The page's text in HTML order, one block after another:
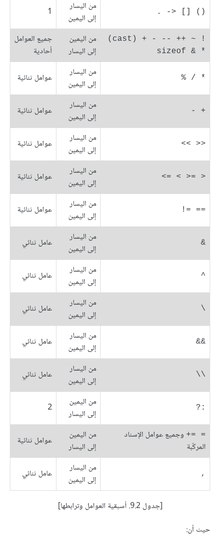
() [] <- .
من اليسار
إلى اليمين
1
* & sizeof
من اليمين
إلى اليسار
جميع العوامل
أحادية
* / %
من اليسار
إلى اليمين
عوامل ثنائية
+ -
من اليسار
إلى اليمين
عوامل ثنائية
<< >>
من اليسار
إلى اليمين
عوامل ثنائية
< =< > =>
من اليسار
إلى اليمين
عوامل ثنائية
== =!
من اليسار
إلى اليمين
عوامل ثنائية
&
من اليسار
إلى اليمين
عامل ثنائي
^
من اليسار
إلى اليمين
عامل ثنائي
\
من اليسار
إلى اليمين
عامل ثنائي
&&
من اليسار
إلى اليمين
عامل ثنائي
\\
من اليسار
إلى اليمين
عامل ثنائي
:?
من اليمين
إلى اليسار
2
= =+ وجميع عوامل الإسناد
المركّبة
من اليمين
إلى اليسار
عوامل ثنائية
,
من اليسار
إلى اليمين
عامل ثنائي
[جدول 9.2. أسبقية العوامل وترابطها]
حيث أن: